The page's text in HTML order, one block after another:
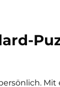
Mit